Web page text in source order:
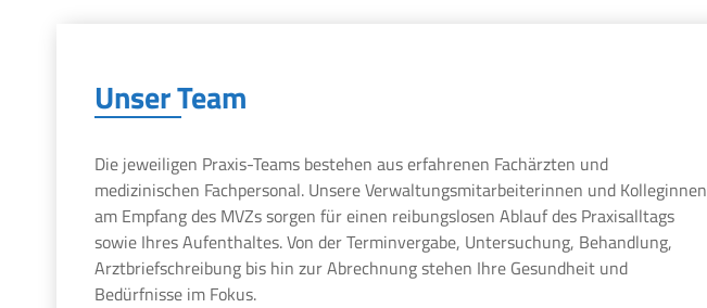
Unser Team
Die jeweiligen Praxis-Teams bestehen aus erfahrenen Fachärzten und
medizinischen Fachpersonal. Unsere Verwaltungsmitarbeiterinnen und Kolleginnen
am Empfang des MVZs sorgen für einen reibungslosen Ablauf des Praxisalltags
sowie Ihres Aufenthaltes. Von der Terminvergabe, Untersuchung, Behandlung,
Arztbriefschreibung bis hin zur Abrechnung stehen Ihre Gesundheit und
Bedürfnisse im Fokus.